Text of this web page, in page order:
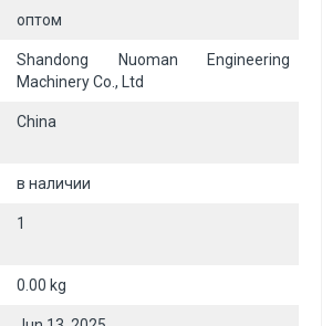
оптом
Shandong Nuoman Engineering
Machinery Co., Ltd
China
в наличии
1
0.00 kg